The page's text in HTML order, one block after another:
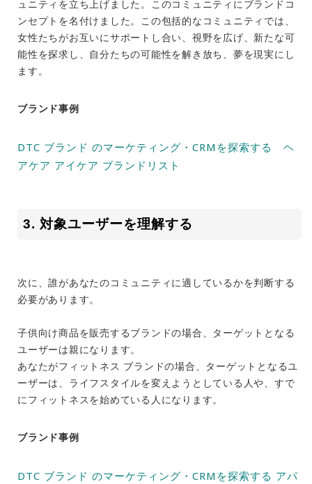
ュニティを立ち上げました。このコミュニティにブランドコ
ンセプトを名付けました。この包括的なコミュニティでは、
女性たちがお互いにサポートし合い、視野を広げ、新たな可
能性を探求し、自分たちの可能性を解き放ち、夢を現実にし
ます。
ブランド事例
DTC ブランド のマーケティング・CRMを探索する ヘ
アケア アイケア ブランドリスト
3. 対象ユーザーを理解する
次に、誰があなたのコミュニティに適しているかを判断する
必要があります。
子供向け商品を販売するブランドの場合、ターゲットとなる
ユーザーは親になります。
あなたがフィットネス ブランドの場合、ターゲットとなるユ
ーザーは、ライフスタイルを変えようとしている人や、すで
にフィットネスを始めている人になります。
ブランド事例
DTC ブランド のマーケティング・CRMを探索する アパ